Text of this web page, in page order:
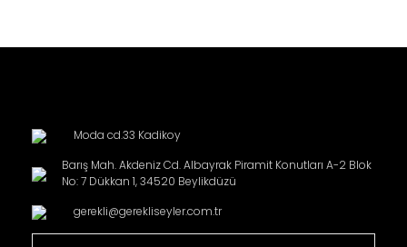
Moda cd.33 Kadikoy
Barış Mah. Akdeniz Cd. Albayrak Piramit Konutları A-2 Blok
No: 7 Dükkan 1, 34520 Beylikdüzü
gerekli@gerekliseyler.com.tr